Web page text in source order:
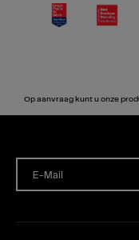
Op aanvraag kunt u onze
E-Mail